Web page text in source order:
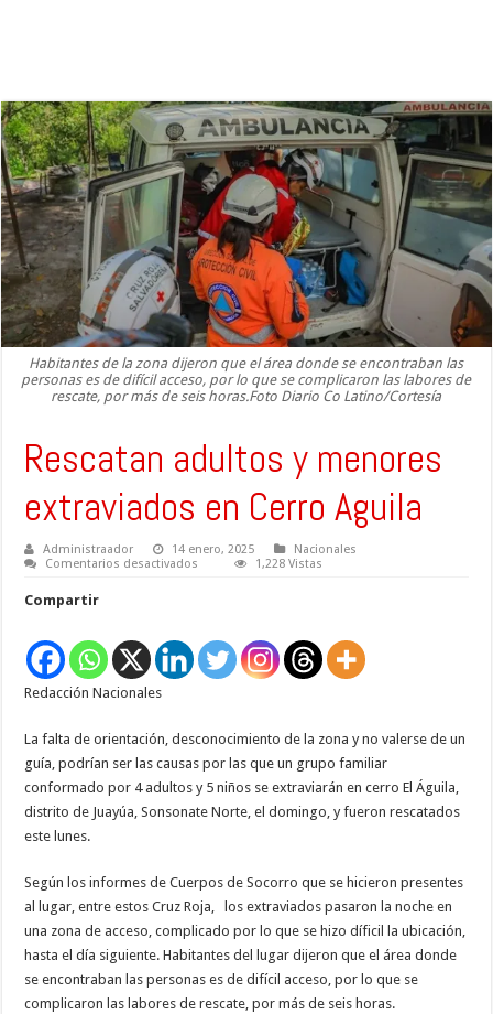
Habitantes de la zona dijeron que el área donde se encontraban las
personas es de difícil acceso, por lo que se complicaron las labores de
rescate, por más de seis horas.Foto Diario Co Latino/Cortesía
Rescatan adultos y menores
extraviados en Cerro Aguila
Administraador 14 enero, 2025
Nacionales
Comentarios desactivados
en
Cerro
Aguila
1,228 Vistas
Compartir
Redacción Nacionales
La falta de orientación, desconocimiento de la zona y no valerse de un
guía, podrían ser las causas por las que un grupo familiar
conformado por 4 adultos y 5 niños se extraviarán en cerro El Águila,
distrito de Juayúa, Sonsonate Norte, el domingo, y fueron rescatados
este lunes.
Según los informes de Cuerpos de Socorro que se hicieron presentes
al lugar, entre estos Cruz Roja, los extraviados pasaron la noche en
una zona de acceso, complicado por lo que se hizo díficil la ubicación,
hasta el día siguiente. Habitantes del lugar dijeron que el área donde
se encontraban las personas es de difícil acceso, por lo que se
complicaron las labores de rescate, por más de seis horas.